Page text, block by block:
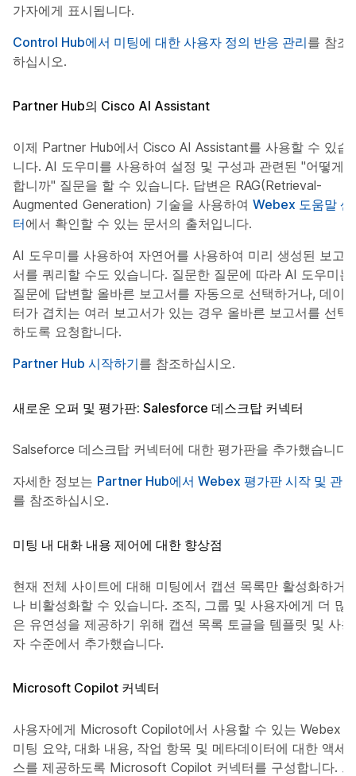
가자에게 표시됩니다.
Control Hub에서 미팅에 대한 사용자 정의 반응 관리를 참조
하십시오.
Partner Hub의 Cisco AI Assistant
이제 Partner Hub에서 Cisco AI Assistant를 사용할 수 있습
니다. AI 도우미를 사용하여 설정 및 구성과 관련된 "어떻게
합니까" 질문을 할 수 있습니다. 답변은 RAG(Retrieval-
Augmented Generation) 기술을 사용하여 Webex 도움말 센
터에서 확인할 수 있는 문서의 출처입니다.
AI 도우미를 사용하여 자연어를 사용하여 미리 생성된 보고
서를 쿼리할 수도 있습니다. 질문한 질문에 따라 AI 도우미는
질문에 답변할 올바른 보고서를 자동으로 선택하거나, 데이
터가 겹치는 여러 보고서가 있는 경우 올바른 보고서를 선택
하도록 요청합니다.
Partner Hub 시작하기를 참조하십시오.
새로운 오퍼 및 평가판: Salesforce 데스크탑 커넥터
Salseforce 데스크탑 커넥터에 대한 평가판을 추가했습니다.
자세한 정보는 Partner Hub에서 Webex 평가판 시작 및 관리
를 참조하십시오.
미팅 내 대화 내용 제어에 대한 향상점
현재 전체 사이트에 대해 미팅에서 캡션 목록만 활성화하거
나 비활성화할 수 있습니다. 조직, 그룹 및 사용자에게 더 많
은 유연성을 제공하기 위해 캡션 목록 토글을 템플릿 및 사용
자 수준에서 추가했습니다.
Microsoft Copilot 커넥터
사용자에게 Microsoft Copilot에서 사용할 수 있는 Webex
미팅 요약, 대화 내용, 작업 항목 및 메타데이터에 대한 액세
스를 제공하도록 Microsoft Copilot 커넥터를 구성합니다. 그